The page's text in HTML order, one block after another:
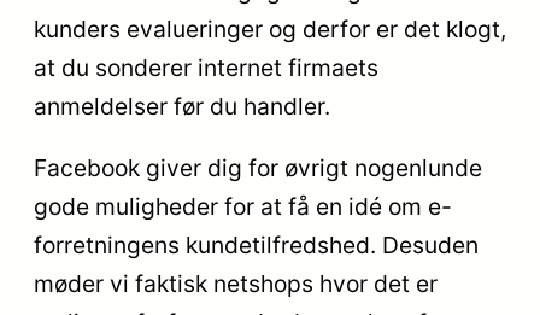
kunders evalueringer og derfor er det klogt,
at du sonderer internet firmaets
anmeldelser før du handler.
Facebook giver dig for øvrigt nogenlunde
gode muligheder for at få en idé om e-
forretningens kundetilfredshed. Desuden
møder vi faktisk netshops hvor det er